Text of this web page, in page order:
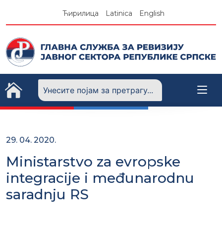
Ћирилица Latinica English
29. 04. 2020.
Ministarstvo za evropske
integracije i međunarodnu
saradnju RS